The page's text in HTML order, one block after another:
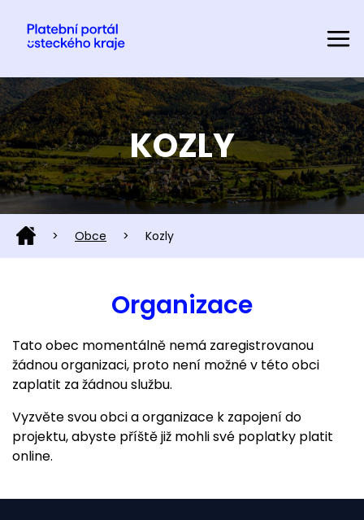
KOZLY
> Obce > Kozly
Organizace
Tato obec momentálně nemá zaregistrovanou
žádnou organizaci, proto není možné v této obci
zaplatit za žádnou službu.
Vyzvěte svou obci a organizace k zapojení do
projektu, abyste příště již mohli své poplatky platit
online.